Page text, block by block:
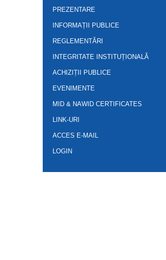
PREZENTARE
INFORMAȚII PUBLICE
REGLEMENTĂRI
INTEGRITATE INSTITUȚIONALĂ
ACHIZIȚII PUBLICE
EVENIMENTE
MID & NAWID CERTIFICATES
LINK-URI
ACCES E-MAIL
LOGIN